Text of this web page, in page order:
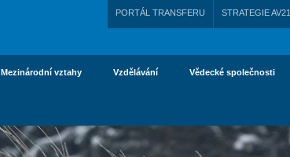
PORTÁL TRANSFERU STRATEGIE AV21
Mezinárodní vztahy Vzdělávání Vědecké společnosti